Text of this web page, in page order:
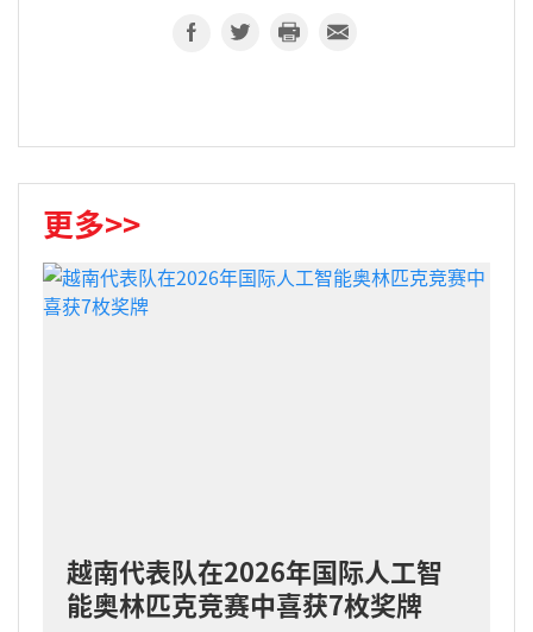
更多>>
越南代表队在2026年国际人工智
能奥林匹克竞赛中喜获7枚奖牌